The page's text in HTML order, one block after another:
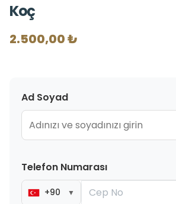
Koç
2.500,00 ₺
Ad Soyad
Telefon Numarası
+90 ▼